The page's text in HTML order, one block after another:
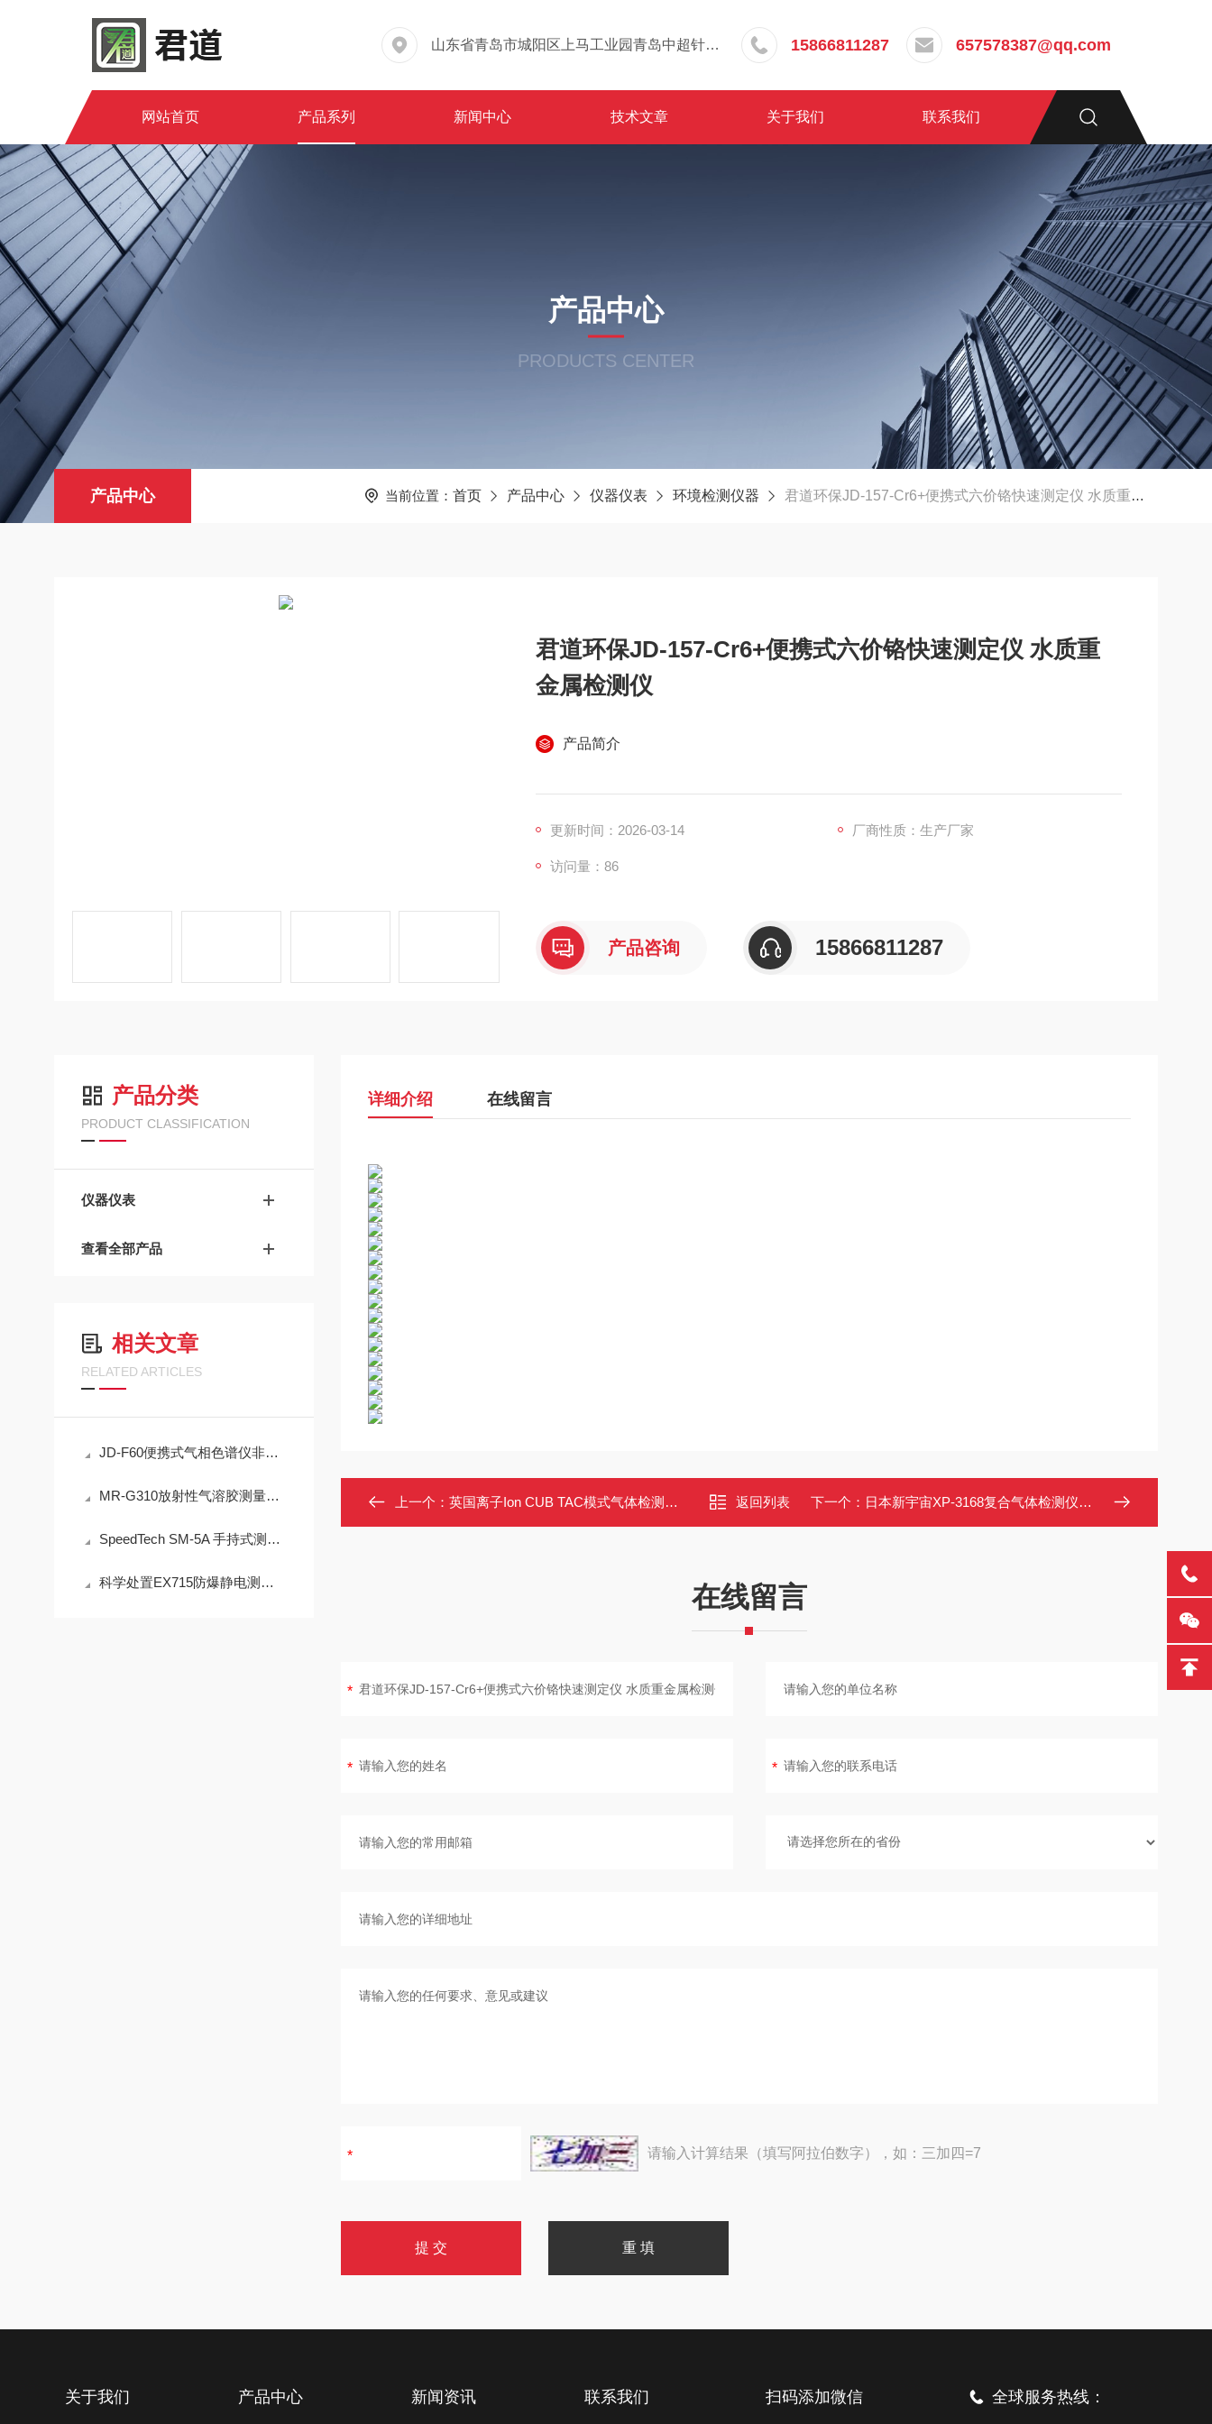
山东省青岛市城阳区上马工业园青岛中超针织有限公司院内东办公楼三层 15866811287 657578387@qq.com
网站首页 产品系列 新闻中心 技术文章 关于我们 联系我们
产品中心
PRODUCTS CENTER
产品中心 当前位置： 首页 产品中心 仪器仪表 环境检测仪器 君道环保JD-157-Cr6+便携式六价铬快速测定仪 水质重金属检测仪
君道环保JD-157-Cr6+便携式六价铬快速测定仪 水质重
金属检测仪
产品简介
更新时间：2026-03-14 厂商性质：生产厂家
访问量：86
产品咨询 15866811287
产品分类
PRODUCT CLASSIFICATION
仪器仪表
查看全部产品
相关文章
RELATED ARTICLES
JD-F60便携式气相色谱仪非甲烷总烃现场快速检测技术方案
MR-G310放射性气溶胶测量仪：IP65防护与-40℃~+50℃宽温工作能力
SpeedTech SM-5A 手持式测深仪声学测量原理与性能分析
科学处置EX715防爆静电测试仪故障可有效保障检测工作正常开展
详细介绍 在线留言
上一个： 英国离子Ion CUB TAC模式气体检测仪 芳香化合物监测 10.0eV灯 返回列表 下一个： 日本新宇宙XP-3168复合气体检测仪可燃气氧气检测仪 测氧测爆仪
在线留言
请输入计算结果（填写阿拉伯数字），如：三加四=7
关于我们 产品中心 新闻资讯 联系我们 扫码添加微信 全球服务热线：